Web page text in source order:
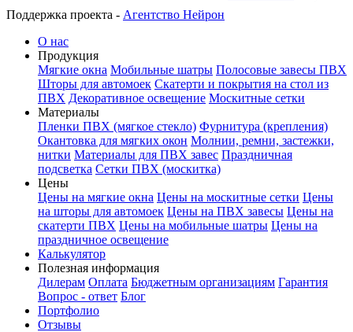
Поддержка проекта - Агентство Нейрон
О нас
Продукция
Мягкие окна Мобильные шатры Полосовые завесы ПВХ
Шторы для автомоек Скатерти и покрытия на стол из
ПВХ Декоративное освещение Москитные сетки
Материалы
Пленки ПВХ (мягкое стекло) Фурнитура (крепления)
Окантовка для мягких окон Молнии, ремни, застежки,
нитки Материалы для ПВХ завес Праздничная
подсветка Сетки ПВХ (москитка)
Цены
Цены на мягкие окна Цены на москитные сетки Цены
на шторы для автомоек Цены на ПВХ завесы Цены на
скатерти ПВХ Цены на мобильные шатры Цены на
праздничное освещение
Калькулятор
Полезная информация
Дилерам Оплата Бюджетным организациям Гарантия
Вопрос - ответ Блог
Портфолио
Отзывы